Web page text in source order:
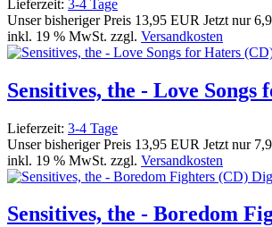
Lieferzeit: 3-4 Tage
Unser bisheriger Preis 13,95 EUR Jetzt nur
inkl. 19 % MwSt. zzgl. Versandkosten
Sensitives, the - Love
Lieferzeit: 3-4 Tage
Unser bisheriger Preis 13,95 EUR Jetzt nur
inkl. 19 % MwSt. zzgl. Versandkosten
Sensitives, the - Boredom